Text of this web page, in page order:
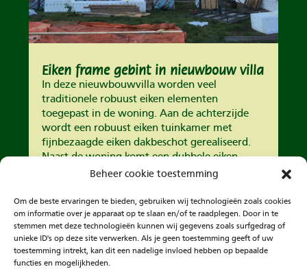
Beheer cookie toestemming
Om de beste ervaringen te bieden, gebruiken wij technologieën zoals cookies
om informatie over je apparaat op te slaan en/of te raadplegen. Door in te
stemmen met deze technologieën kunnen wij gegevens zoals surfgedrag of
unieke ID's op deze site verwerken. Als je geen toestemming geeft of uw
toestemming intrekt, kan dit een nadelige invloed hebben op bepaalde
functies en mogelijkheden.
Eiken frame gebint in nieuwbouw villa
In deze nieuwbouwvilla worden veel
traditionele robuust eiken elementen
toegepast in de woning. Aan de achterzijde
wordt een robuust eiken tuinkamer met
fijnbezaagde eiken dakbeschot gerealiseerd.
Naast de woning komt een dubbele eiken
carport met berging en veranda....
Volgende Pagina »